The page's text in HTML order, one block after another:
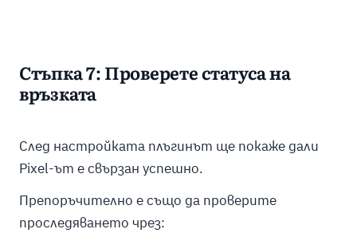
Стъпка 7: Проверете статуса на
връзката
След настройката плъгинът ще покаже дали
Pixel-ът е свързан успешно.
Препоръчително е също да проверите
проследяването чрез: